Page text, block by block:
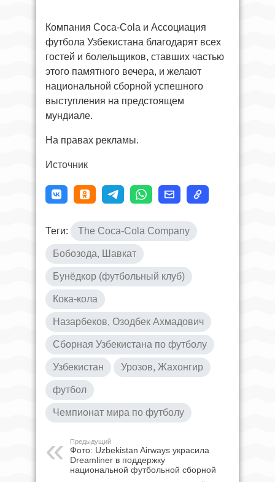
Компания Coca-Cola и Ассоциация
футбола Узбекистана благодарят всех
гостей и болельщиков, ставших частью
этого памятного вечера, и желают
национальной сборной успешного
выступления на предстоящем
мундиале.
На правах рекламы.
Источник
Теги: The Coca-Cola Company
Бобозода, Шавкат
Бунёдкор (футбольный клуб)
Кока-кола
Назарбеков, Озодбек Ахмадович
Сборная Узбекистана по футболу
Узбекистан Урозов, Жахонгир
футбол
Чемпионат мира по футболу
Предыдущий
Фото: Uzbekistan Airways украсила
Dreamliner в поддержку
национальной футбольной сборной